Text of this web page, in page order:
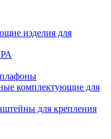
изделия для
комплектующие для
для крепления